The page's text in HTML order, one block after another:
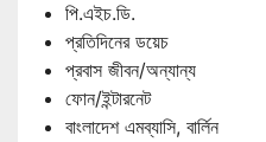
পি.এইচ.ডি.
প্রতিদিনের ডয়েচ
প্রবাস জীবন/অন্যান্য
ফোন/ইন্টারনেট
বাংলাদেশ এমব্যাসি, বার্লিন